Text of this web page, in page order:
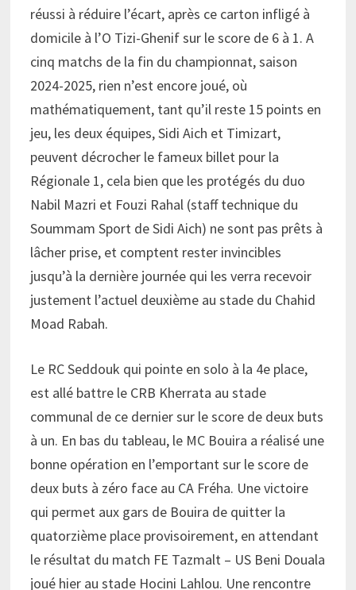
réussi à réduire l’écart, après ce carton infligé à
domicile à l’O Tizi-Ghenif sur le score de 6 à 1. A
cinq matchs de la fin du championnat, saison
2024-2025, rien n’est encore joué, où
mathématiquement, tant qu’il reste 15 points en
jeu, les deux équipes, Sidi Aich et Timizart,
peuvent décrocher le fameux billet pour la
Régionale 1, cela bien que les protégés du duo
Nabil Mazri et Fouzi Rahal (staff technique du
Soummam Sport de Sidi Aich) ne sont pas prêts à
lâcher prise, et comptent rester invincibles
jusqu’à la dernière journée qui les verra recevoir
justement l’actuel deuxième au stade du Chahid
Moad Rabah.
Le RC Seddouk qui pointe en solo à la 4e place,
est allé battre le CRB Kherrata au stade
communal de ce dernier sur le score de deux buts
à un. En bas du tableau, le MC Bouira a réalisé une
bonne opération en l’emportant sur le score de
deux buts à zéro face au CA Fréha. Une victoire
qui permet aux gars de Bouira de quitter la
quatorzième place provisoirement, en attendant
le résultat du match FE Tazmalt – US Beni Douala
joué hier au stade Hocini Lahlou. Une rencontre